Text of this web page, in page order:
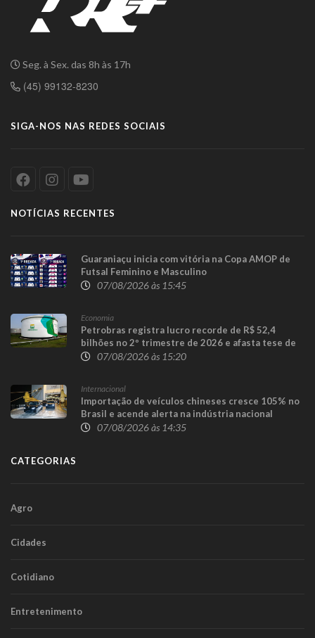
Seg. à Sex. das 8h às 17h
(45) 99132-8230
SIGA-NOS NAS REDES SOCIAIS
NOTÍCIAS RECENTES
Guaraniaçu inicia com vitória na Copa AMOP de
Futsal Feminino e Masculino
07/08/2026 às 15:45
Economia
Petrobras registra lucro recorde de R$ 52,4
bilhões no 2º trimestre de 2026 e afasta tese de
defasagem nos combustíveis
07/08/2026 às 15:20
Internacional
Importação de veículos chineses cresce 105% no
Brasil e acende alerta na indústria nacional
07/08/2026 às 14:35
CATEGORIAS
Agro
Cidades
Cotidiano
Entretenimento